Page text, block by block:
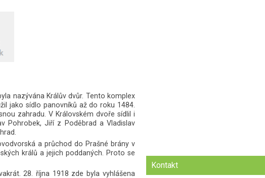
nazývána Králův dvůr. Tento komplex
jako sídlo panovníků až do roku 1484.
zahradu. V Královském dvoře sídlil i
Pohrobek, Jiří z Poděbrad a Vladislav
a průchod do Prašné brány v
králů a jejich poddaných. Proto se
28. října 1918 zde byla vyhlášena
Kontakt